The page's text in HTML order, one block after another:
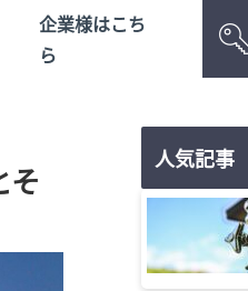
企業様はこち
ら
そ
人気記事